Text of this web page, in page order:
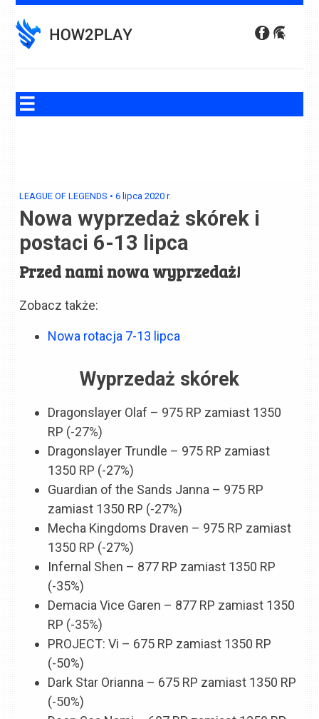
to
content
LEAGUE OF LEGENDS •6 lipca 2020 r.
Nowa wyprzedaż skórek i
postaci 6-13 lipca
Przed nami nowa wyprzedaż!
Zobacz także:
Nowa rotacja 7-13 lipca
Wyprzedaż skórek
Dragonslayer Olaf – 975 RP zamiast 1350
RP (-27%)
Dragonslayer Trundle – 975 RP zamiast
1350 RP (-27%)
Guardian of the Sands Janna – 975 RP
zamiast 1350 RP (-27%)
Mecha Kingdoms Draven – 975 RP zamiast
1350 RP (-27%)
Infernal Shen – 877 RP zamiast 1350 RP
(-35%)
Demacia Vice Garen – 877 RP zamiast 1350
RP (-35%)
PROJECT: Vi – 675 RP zamiast 1350 RP
(-50%)
Dark Star Orianna – 675 RP zamiast 1350 RP
(-50%)